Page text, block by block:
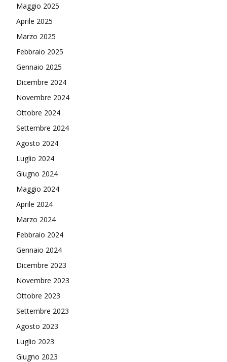
Maggio 2025
Aprile 2025
Marzo 2025
Febbraio 2025
Gennaio 2025
Dicembre 2024
Novembre 2024
Ottobre 2024
Settembre 2024
Agosto 2024
Luglio 2024
Giugno 2024
Maggio 2024
Aprile 2024
Marzo 2024
Febbraio 2024
Gennaio 2024
Dicembre 2023
Novembre 2023
Ottobre 2023
Settembre 2023
Agosto 2023
Luglio 2023
Giugno 2023